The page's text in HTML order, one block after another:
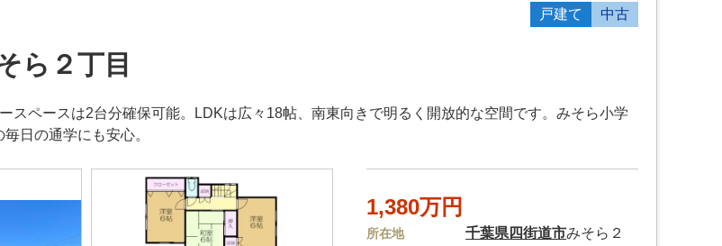
戸建て 中古
ら２丁目
スペースは2台分確保可能。LDKは広々18帖、南東向きで明るく開放的な空間です。みそら小学
日の通学にも安心。
1,380万円
所在地 千葉県四街道市みそら２